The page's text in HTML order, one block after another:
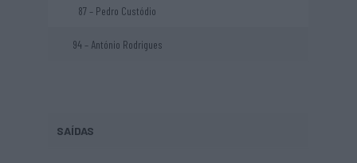
87 – Pedro Custódio
94 – António Rodrigues
SAÍDAS